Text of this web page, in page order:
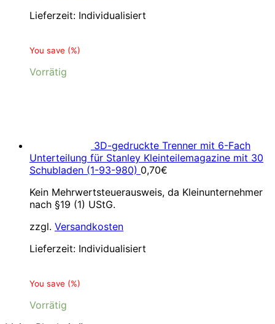
Lieferzeit: Individualisiert
You save (%)
Vorrätig
3D-gedruckte Trenner mit 6-Fach
Unterteilung für Stanley Kleinteilemagazine mit 30
Schubladen (1-93-980) 0,70€
Kein Mehrwertsteuerausweis, da Kleinunternehmer
nach §19 (1) UStG.
zzgl. Versandkosten
Lieferzeit: Individualisiert
You save (%)
Vorrätig